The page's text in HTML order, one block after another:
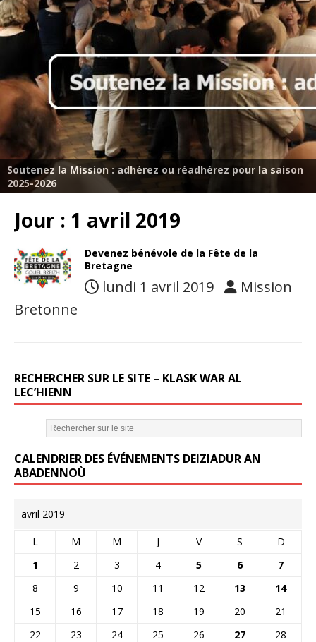
Soutenez la Mission : adhérez ou réadhérez pour la saison
2025-2026
Jour : 1 avril 2019
Devenez bénévole de la Fête de la
Bretagne
lundi 1 avril 2019
Mission
Bretonne
RECHERCHER SUR LE SITE – KLASK WAR AL
LEC’HIENN
CALENDRIER DES ÉVÉNEMENTS DEIZIADUR AN
ABADENNOÙ
avril 2019
L M M J V S
D
1
2 3 4 5 6
7
8
9 10 11 12 13
14
15
16 17 18 19 20
21
22
23 24 25 26 27
28